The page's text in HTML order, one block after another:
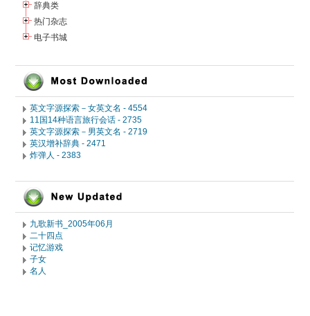
辞典类
热门杂志
电子书城
英文字源探索－女英文名 - 4554
11国14种语言旅行会话 - 2735
英文字源探索－男英文名 - 2719
英汉增补辞典 - 2471
炸弹人 - 2383
九歌新书_2005年06月
二十四点
记忆游戏
子女
名人